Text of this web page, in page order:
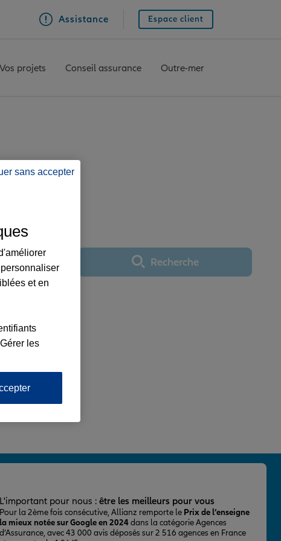
Assistance Espace client
Vos projets Conseil assurance Outre-mer
Utiliser ma positionRecherche
L'important pour nous : être les meilleurs pour vous
Pour la 2ème fois consécutive, Allianz remporte le Prix de l’enseigne
la mieux notée sur Google en 2024dans la catégorie Agences
d’Assurance, avec 43 000 avis déposés sur 2 516 agences en France
sans accepter
et en
les